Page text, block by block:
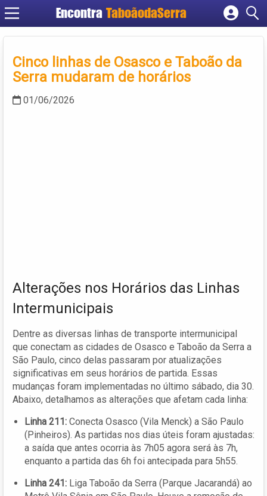
Encontra TaboãodaSerra
Cadastrar empresa
Criar conta
Cinco linhas de Osasco e Taboão da
Serra mudaram de horários
01/06/2026
Alterações nos Horários das Linhas
Intermunicipais
Dentre as diversas linhas de transporte intermunicipal
que conectam as cidades de Osasco e Taboão da Serra a
São Paulo, cinco delas passaram por atualizações
significativas em seus horários de partida. Essas
mudanças foram implementadas no último sábado, dia 30.
Abaixo, detalhamos as alterações que afetam cada linha:
Linha 211: Conecta Osasco (Vila Menck) a São Paulo
(Pinheiros). As partidas nos dias úteis foram ajustadas:
a saída que antes ocorria às 7h05 agora será às 7h,
enquanto a partida das 6h foi antecipada para 5h55.
Linha 241: Liga Taboão da Serra (Parque Jacarandá) ao